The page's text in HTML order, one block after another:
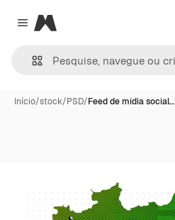
Close menu
Magnific
Início/stock/PSD/Feed de mídia social…